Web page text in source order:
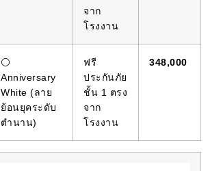
จาก
โรงงาน
⚪️
Anniversary
White (ลาย
ย้อนยุคระดับ
ตำนาน)
ฟรี
ประกันภัย
ชั้น 1 ตรง
จาก
โรงงาน
348,000